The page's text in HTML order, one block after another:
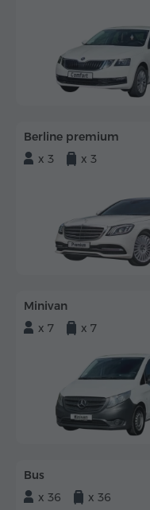
Berline premium
x 3
x 3
Minivan
x 7
x 7
Bus
x 36
x 36